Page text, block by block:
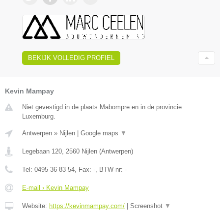
BEKIJK VOLLEDIG PROFIEL
Kevin Mampay
Niet gevestigd in de plaats Mabompre en in de provincie
Luxemburg.
Antwerpen » Nijlen Google maps ▼
Legebaan 120 2560 Nijlen (Antwerpen)
Tel: 0495 36 83 54 , Fax: - , BTW-nr: -
E-mail › Kevin Mampay
Website: https://kevinmampay.com/ Screenshot ▼